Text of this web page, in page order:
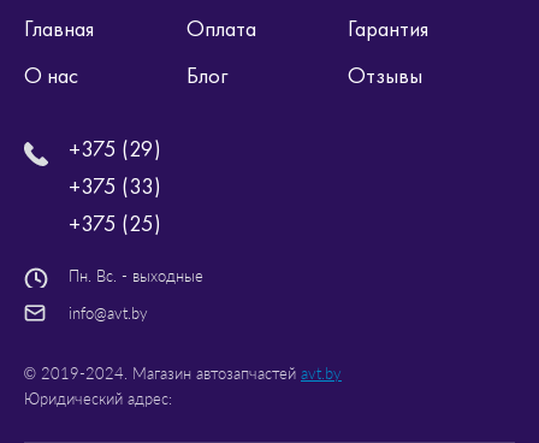
Главная Оплата
Гарантия
О нас
Блог Отзывы
+375 (29)
+375 (33)
+375 (25)
Пн. Вс. - выходные
info@avt.by
© 2019-2024. Магазин автозапчастей avt.by
Юридический адрес: